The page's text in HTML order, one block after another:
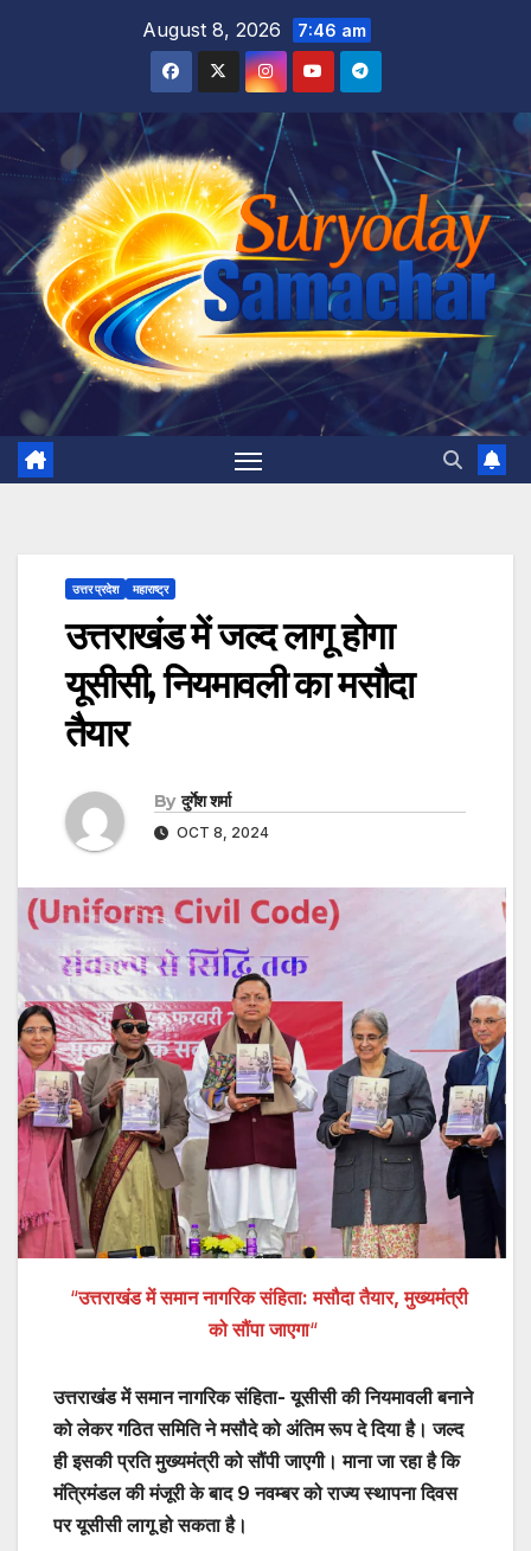
August 8, 2026 7:46 am
उत्तर प्रदेश महाराष्ट्र
उत्तराखंड में जल्द लागू होगा
यूसीसी, नियमावली का मसौदा
तैयार
By दुर्गेश शर्मा
OCT 8, 2024
“उत्तराखंड में समान नागरिक संहिता: मसौदा तैयार, मुख्यमंत्री
को सौंपा जाएगा“
उत्तराखंड में समान नागरिक संहिता- यूसीसी की नियमावली बनाने
को लेकर गठित समिति ने मसौदे को अंतिम रूप दे दिया है। जल्द
ही इसकी प्रति मुख्यमंत्री को सौंपी जाएगी। माना जा रहा है कि
मंत्रिमंडल की मंजूरी के बाद 9 नवम्बर को राज्य स्थापना दिवस
पर यूसीसी लागू हो सकता है।